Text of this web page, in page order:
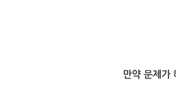
만약 문제가